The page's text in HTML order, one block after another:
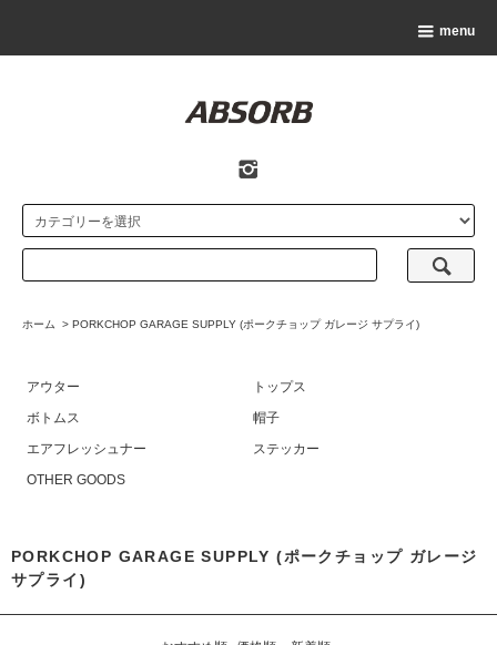
menu
ホーム > PORKCHOP GARAGE SUPPLY (ポークチョップ ガレージ サプライ)
アウター
トップス
ボトムス
帽子
エアフレッシュナー
ステッカー
OTHER GOODS
PORKCHOP GARAGE SUPPLY (ポークチョップ ガレージ
サプライ)